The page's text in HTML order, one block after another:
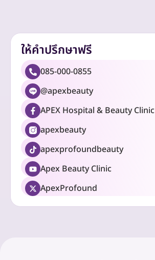
ให้คำปรึกษาฟรี
085-000-0855
@apexbeauty
APEX Hospital & Beauty Clinic
apexbeauty
apexprofoundbeauty
Apex Beauty Clinic
ApexProfound